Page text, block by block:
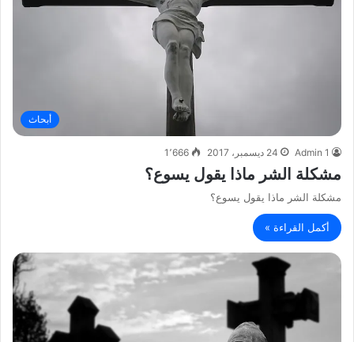
أبحاث
Admin 1 24 ديسمبر، 2017 1٬666
مشكلة الشر ماذا يقول يسوع؟
مشكلة الشر ماذا يقول يسوع؟
أكمل القراءة »